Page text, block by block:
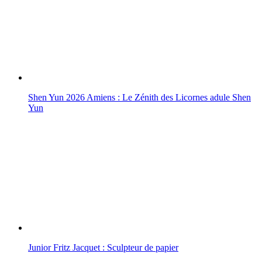
Shen Yun 2026 Amiens : Le Zénith des Licornes adule Shen
Yun
Junior Fritz Jacquet : Sculpteur de papier